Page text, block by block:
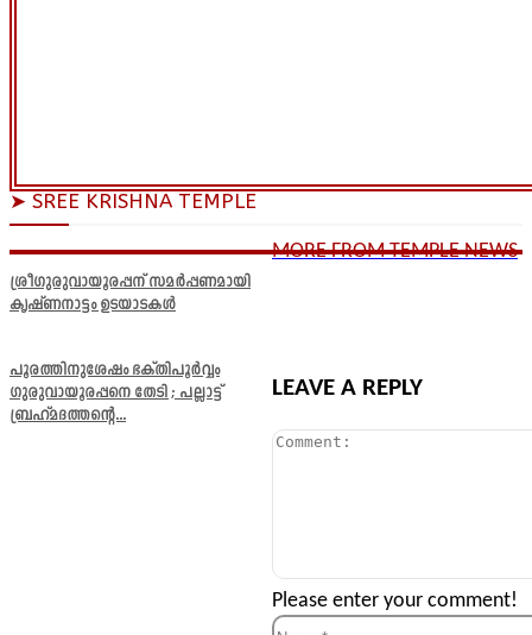
➤ SREE KRISHNA TEMPLE
ശ്രീഗുരുവായൂരപ്പന് സമർപ്പണമായി
കൃഷ്ണനാട്ടം ഉടയാടകൾ
പൂരത്തിനുശേഷം ഭക്തിപൂർവ്വം
ഗുരുവായൂരപ്പനെ തേടി ; പല്ലാട്ട്
ബ്രഹ്മദത്തന്റെ...
MORE FROM TEMPLE NEWS
LEAVE A REPLY
Comment:
Please enter your comment!